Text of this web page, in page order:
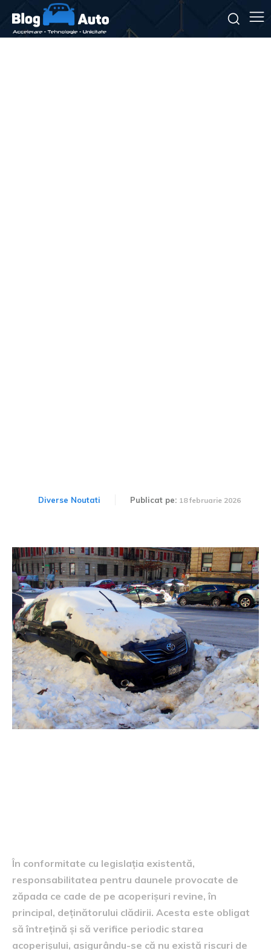
Diverse Noutati Publicat pe: 18 februarie 2026
În conformitate cu legislația existentă,
responsabilitatea pentru daunele provocate de
zăpada ce cade de pe acoperișuri revine, în
principal, deținătorului clădirii. Acesta este obligat
să întrețină și să verifice periodic starea
acoperișului, asigurându-se că nu există riscuri de